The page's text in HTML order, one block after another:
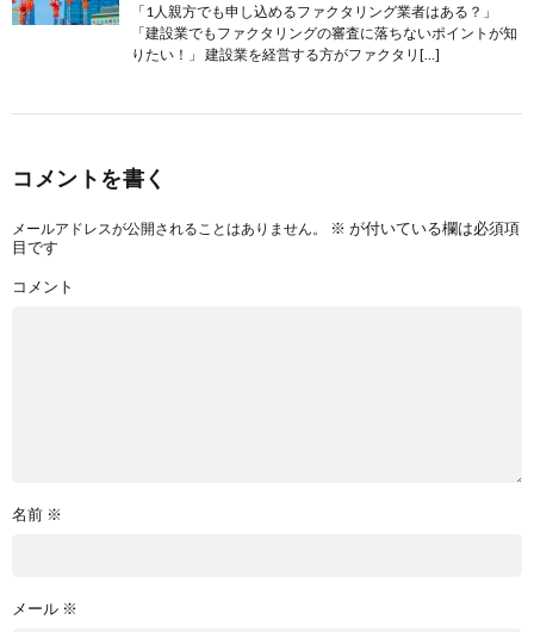
「1人親方でも申し込めるファクタリング業者はある？」
「建設業でもファクタリングの審査に落ちないポイントが知
りたい！」 建設業を経営する方がファクタリ[…]
コメントを書く
メールアドレスが公開されることはありません。 ※ が付いている欄は必須項
目です
コメント
名前 ※
メール ※